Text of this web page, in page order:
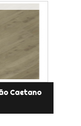
Caetano